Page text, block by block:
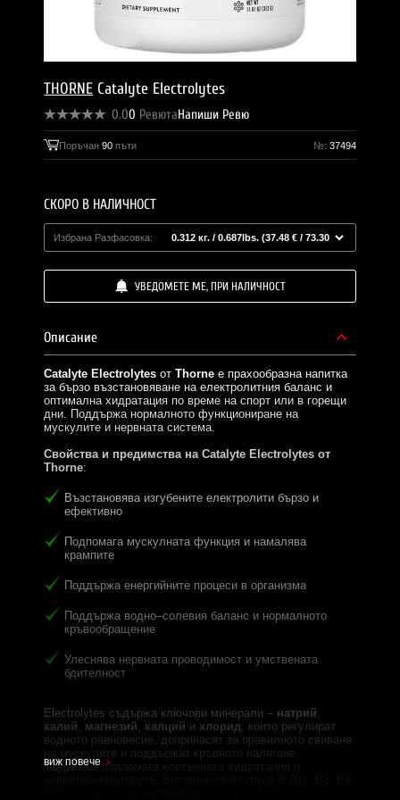
THORNE Catalyte Electrolytes
0.00 РевютаНапиши Ревю
Поръчан90 пъти №: 37494
СКОРО В НАЛИЧНОСТ
Избрана Разфасовка:
УВЕДОМЕТЕ МЕ, ПРИ НАЛИЧНОСТ
Описание
Catalyte Electrolytes отThorne е прахообразна напитка
за бързо възстановяване на електролитния баланс и
оптимална хидратация по време на спорт или в горещи
дни. Поддържа нормалното функциониране на
мускулите и нервната система.
Свойства и предимства на Catalyte Electrolytes от
Thorne:
Възстановява изгубените електролити бързо и
ефективно
Подпомага мускулната функция и намалява
крампите
Поддържа енергийните процеси в организма
Поддържа водно–солевия баланс и нормалното
кръвообращение
Улеснява нервната проводимост и умствената
бдителност
Electrolytes съдържа ключови минерали – натрий
калий
магнезий калций и хлорид , които регулират
водното равновесие, допринасят за правилното свиване
на мускулите и поддържат кръвното налягане.
Тауринътподпомага клетъчната хидратация и
виж повече